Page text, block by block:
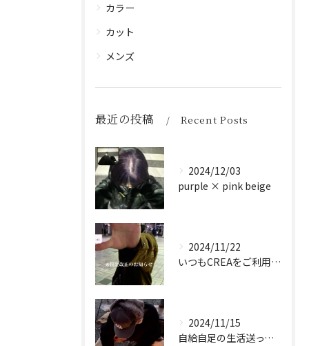
カラー
カット
メンズ
最近の投稿 Recent Posts
2024/12/03
purple × pink beige
2024/11/22
いつもCREAをご利用頂き誠に有難う御座います！
2024/11/15
自給自足の生活送ってます